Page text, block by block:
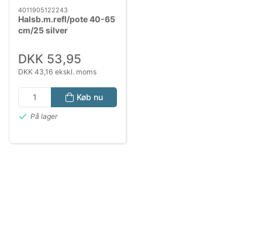
4011905122243
Halsb.m.refl/pote 40-65
cm/25 silver
DKK 53,95
DKK 43,16 ekskl. moms
Køb nu
På lager